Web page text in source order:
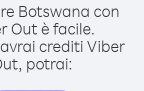
Botswana con
Out è facile.
crediti Viber
potrai: